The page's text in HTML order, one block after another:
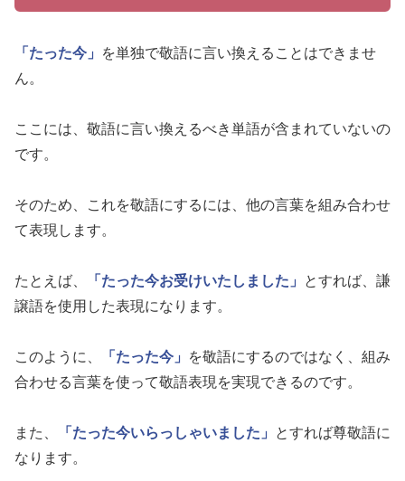
「たった今」
を単独で敬語に言い換えることはできませ
ん。
ここには、敬語に言い換えるべき単語が含まれていないの
です。
そのため、これを敬語にするには、他の言葉を組み合わせ
て表現します。
たとえば、 「たった今お受けいたしました」
とすれば、謙
譲語を使用した表現になります。
このように、 「たった今」
を敬語にするのではなく、組み
合わせる言葉を使って敬語表現を実現できるのです。
また、 「たった今いらっしゃいました」
とすれば尊敬語に
なります。